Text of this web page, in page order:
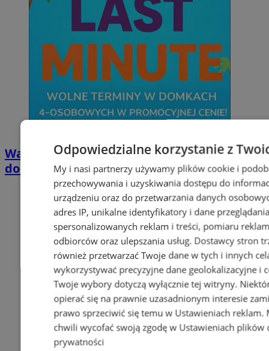
Wakacyjny wypoczynek nad Bałtykiem w
domkach Szmaragdowe Morze
Odpowiedzialne korzystanie z
My i nasi partnerzy używamy plików cookie i
przechowywania i uzyskiwania dostępu do
urządzeniu oraz do przetwarzania danych
adres IP, unikalne identyfikatory i dane
spersonalizowanych reklam i treści, pomiaru
odbiorców oraz ulepszania usług. Dostawcy stron
również przetwarzać Twoje dane w tych i innych
wykorzystywać precyzyjne dane geolokalizacyjne i
Twoje wybory dotyczą wyłącznie tej witryny.
opierać się na prawnie uzasadnionym interesie
prawo sprzeciwić się temu w Ustawieniach reklam.
chwili wycofać swoją zgodę w Ustawieniach plików
prywatności